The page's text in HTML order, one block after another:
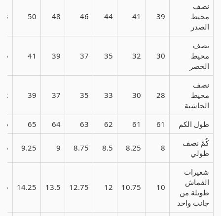
نصف
محيط
الصدر
39
41
44
46
48
50
53
نصف
محيط
الخصر
30
32
35
37
39
41
45
نصف
محيط
الحاشية
28
30
33
35
37
39
42
طول الكم 61
61
62
63
64
65
66
كُمّ نصف
طولي
8
8.25
8.5
8.75
9
9.25
شعيرات
القماش
طويلة من
جانب واحد
10
10.75
12
12.75
13.5
14.25